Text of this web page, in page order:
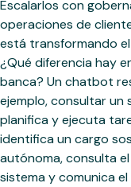
Escalarlos con
operaciones de
está transformando
¿Qué diferencia hay
banca? Un chatbot
ejemplo, consultar un
planifica y ejecuta
identifica un cargo
autónoma, consulta
sistema y comunica